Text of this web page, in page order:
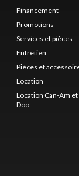
Financement
Promotions
Services et pièces
Entretien
Pièces et
Location
Location Can-Am et
Doo